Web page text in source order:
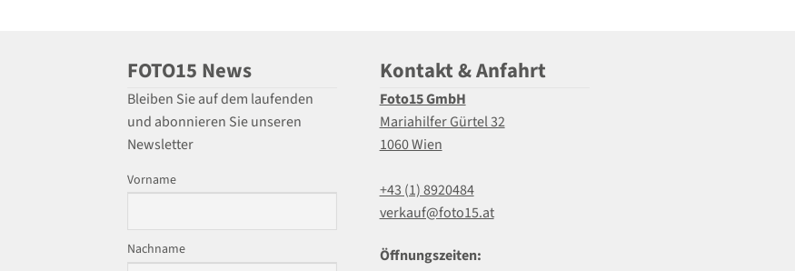
FOTO15 News
Bleiben Sie auf dem laufenden
und abonnieren Sie unseren
Newsletter
Vorname
Nachname
Kontakt & Anfahrt
Foto15 GmbH
Mariahilfer Gürtel 32
1060 Wien
+43 (1) 8920484
verkauf@foto15.at
Öffnungszeiten: